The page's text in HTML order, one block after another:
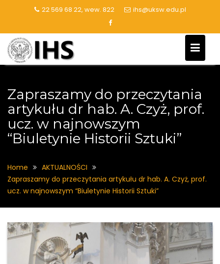
22 569 68 22, wew. 822 ihs@uksw.edu.pl
Zapraszamy do przeczytania
artykułu dr hab. A. Czyż, prof.
ucz. w najnowszym
“Biuletynie Historii Sztuki”
Home
AKTUALNOŚCI
Zapraszamy do przeczytania artykułu dr hab. A. Czyż, prof.
ucz. w najnowszym “Biuletynie Historii Sztuki”